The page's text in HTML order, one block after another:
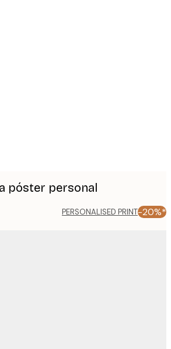
póster personal
PERSONALISED PRINT-20%*